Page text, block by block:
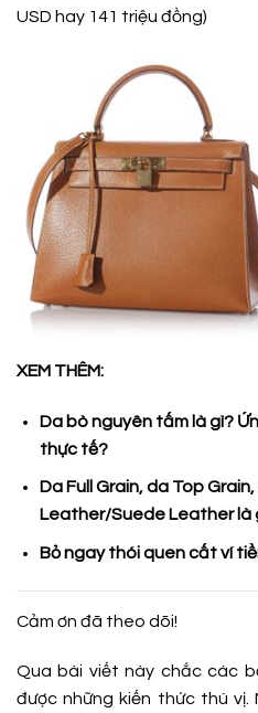
USD hay 141 triệu đồng)
XEM THÊM:
Da bò nguyên tấm là gì?
thực tế?
Da Full Grain, da Top
Leather/Suede Leather là
Bỏ ngay thói quen cất ví
Cảm ơn đã theo dõi!
Qua bài viết này chắc các
được những kiến thức thú